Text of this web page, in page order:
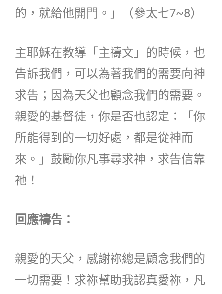
的，就給他開門。」（參太七7~8）
主耶穌在教導「主禱文」的時候，也
告訴我們，可以為著我們的需要向神
求告；因為天父也顧念我們的需要。
親愛的基督徒，你是否也認定：「你
所能得到的一切好處，都是從神而
來。」鼓勵你凡事尋求神，求告信靠
祂！
回應禱告：
親愛的天父，感謝祢總是顧念我們的
一切需要！求祢幫助我認真愛祢，凡